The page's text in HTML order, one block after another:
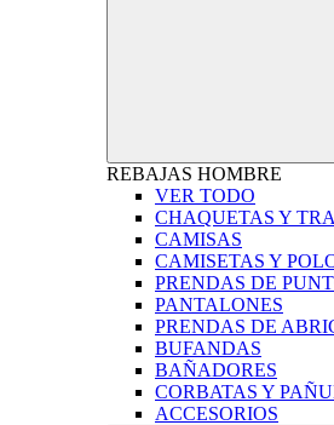
REBAJAS HOMBRE
VER TODO
CHAQUETAS Y
CAMISAS
CAMISETAS Y
PRENDAS DE
PANTALONES
PRENDAS DE
BUFANDAS
BAÑADORES
CORBATAS Y
ACCESORIOS